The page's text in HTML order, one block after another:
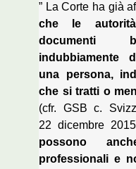
” La Corte ha già
che le
documenti
indubbiamente
una persona,
che si tratti o
(cfr. GSBc.
22 dicembre
possono
professionali e